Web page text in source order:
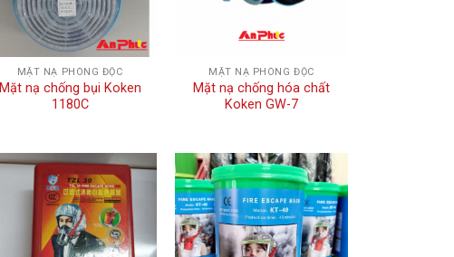
MẶT NẠ PHÒNG ĐỘC
Mặt nạ chống bụi Koken
1180C
MẶT NẠ PHÒNG ĐỘC
Mặt nạ chống hóa chất
Koken GW-7